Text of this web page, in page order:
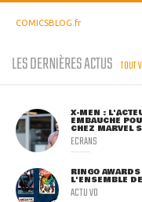
COMICSBLOG.fr
LES DERNIÈRES ACTUS TOUT
X-MEN :
EMBAUCHÉ
CHEZ MARVEL
ECRANS
RINGO
L'ENSEMBLE
ACTU VO